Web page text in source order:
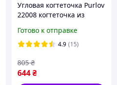
Угловая когтеточка Purlov
22008 когтеточка из
для кошек
Готово к отправке
4.9 (15)
644₴
805 ₴